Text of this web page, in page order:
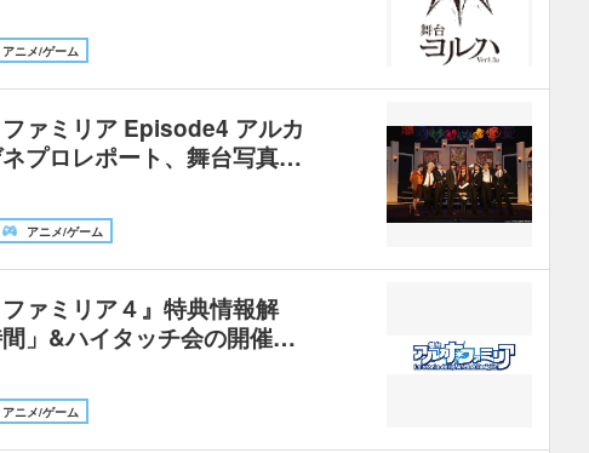
アニメ/ゲーム
ァミリア Episode4 アルカ
プロレポート、舞台写真…
アニメ/ゲーム
ァミリア４』特典情報解
」&ハイタッチ会の開催…
アニメ/ゲーム